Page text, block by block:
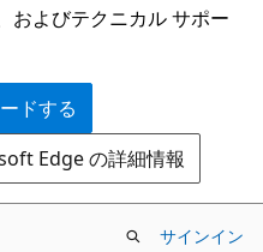
およびテクニカル サポー
ドする
Edge の詳細情報
サインイン